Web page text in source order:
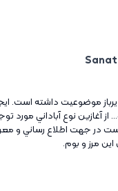
ديرباز موضوعيت داشته است.
از آغازين نوع آباداني مورد
در جهت اطلاع رساني و
مرز و بوم.